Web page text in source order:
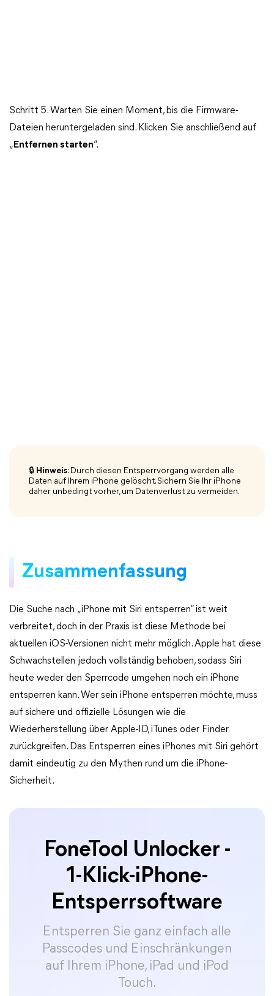
Schritt 5. Warten Sie einen Moment, bis die Firmware-
Dateien heruntergeladen sind. Klicken Sie anschließend auf
„ Entfernen starten“.
🔒 Hinweis: Durch diesen Entsperrvorgang werden alle
Daten auf Ihrem iPhone gelöscht. Sichern Sie Ihr iPhone
daher unbedingt vorher, um Datenverlust zu vermeiden.
Zusammenfassung
Die Suche nach „iPhone mit Siri entsperren“ ist weit
verbreitet, doch in der Praxis ist diese Methode bei
aktuellen iOS-Versionen nicht mehr möglich. Apple hat diese
Schwachstellen jedoch vollständig behoben, sodass Siri
heute weder den Sperrcode umgehen noch ein iPhone
entsperren kann. Wer sein iPhone entsperren möchte, muss
auf sichere und offizielle Lösungen wie die
Wiederherstellung über Apple-ID, iTunes oder Finder
zurückgreifen. Das Entsperren eines iPhones mit Siri gehört
damit eindeutig zu den Mythen rund um die iPhone-
Sicherheit.
FoneTool Unlocker -
1-Klick-iPhone-
Entsperrsoftware
Entsperren Sie ganz einfach alle
Passcodes und Einschränkungen
auf Ihrem iPhone, iPad und iPod
Touch.